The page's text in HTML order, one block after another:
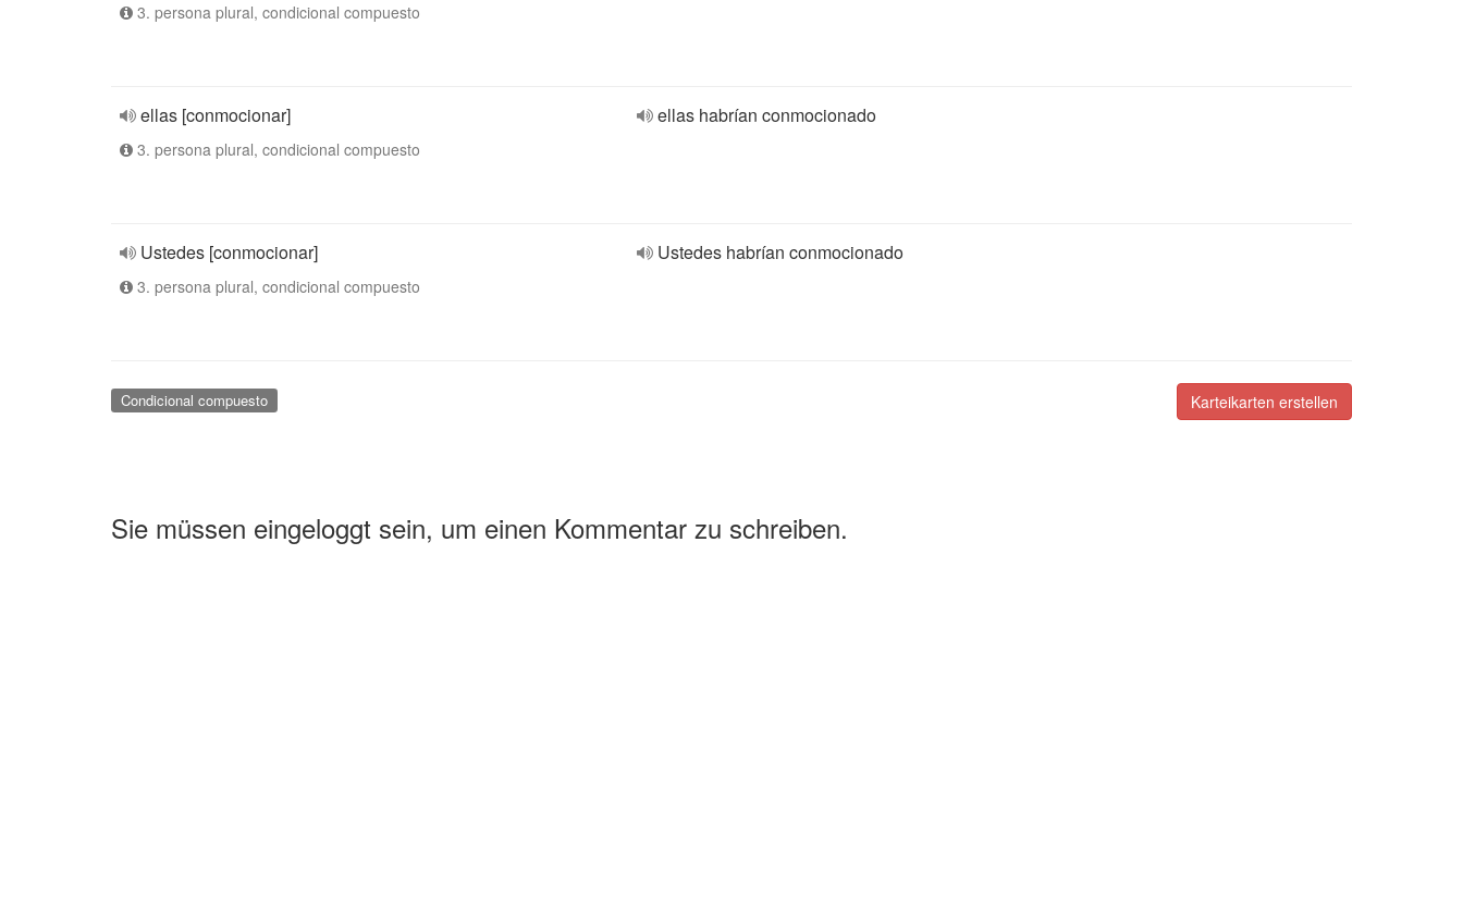
3. persona plural, condicional compuesto
ellas [conmocionar]
3. persona plural, condicional compuesto
ellas habrían conmocionado
Ustedes [conmocionar]
3. persona plural, condicional compuesto
Ustedes habrían conmocionado
Karteikarten erstellen
Condicional compuesto
Sie müssen eingeloggt sein, um einen Kommentar zu schreiben.